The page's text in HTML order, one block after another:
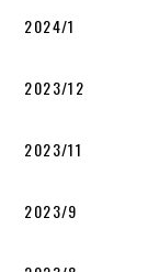
2024/1
2023/12
2023/11
2023/9